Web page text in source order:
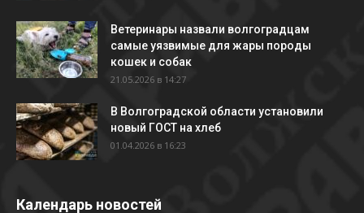
Ветеринары назвали волгоградцам
самые уязвимые для жары породы
кошек и собак
21.05.2026 в 14:27
В Волгоградской области установили
новый ГОСТ на хлеб
01.04.2026 в 16:23
Календарь новостей